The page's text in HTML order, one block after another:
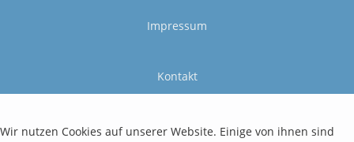
Impressum
Kontakt
Wir nutzen Cookies auf unserer Website. Einige von ihnen sind